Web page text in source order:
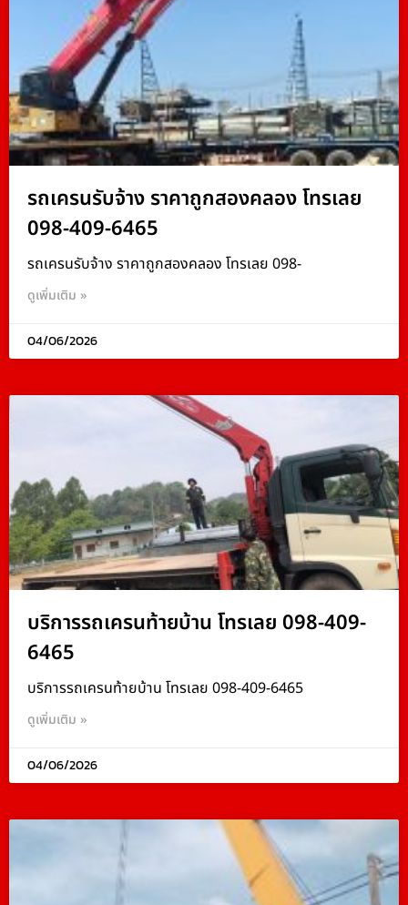
รถเครนรับจ้าง ราคาถูกสองคลอง โทรเลย
098-409-6465
รถเครนรับจ้าง ราคาถูกสองคลอง โทรเลย 098-
ดูเพิ่มเติม »
04/06/2026
บริการรถเครนท้ายบ้าน โทรเลย 098-409-
6465
บริการรถเครนท้ายบ้าน โทรเลย 098-409-6465
ดูเพิ่มเติม »
04/06/2026